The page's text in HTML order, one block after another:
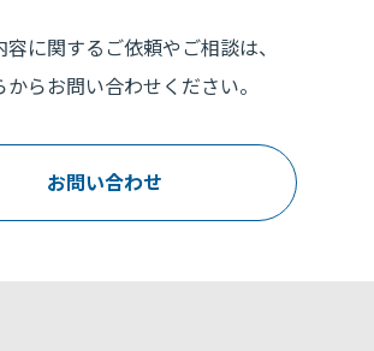
に関するご依頼やご相談は、
からお問い合わせください。
お問い合わせ